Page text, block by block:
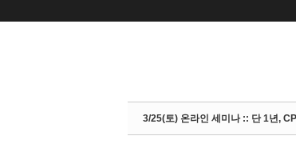
3/25(토) 온라인 세미나 :: 단 1년,